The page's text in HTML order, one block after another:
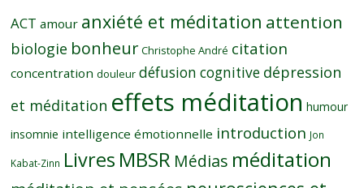
ACT amour anxiété et méditation attention
biologie bonheur Christophe André citation
concentration douleur défusion cognitive dépression
et méditation effets méditation humour
insomnie intelligence émotionnelle introduction Jon
Kabat-Zinn Livres MBSR Médias méditation